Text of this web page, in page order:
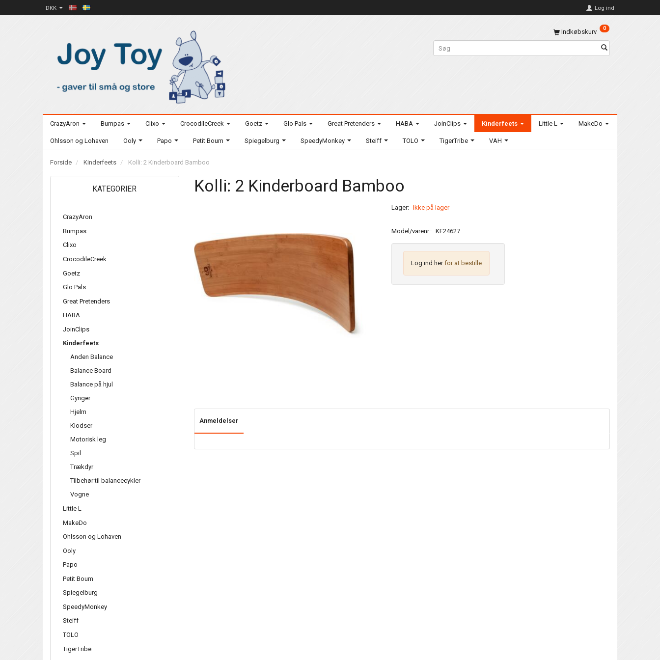
DKK Log ind
Indkøbskurv 0
CrazyAron Bumpas Clixo CrocodileCreek Goetz Glo Pals Great Pretenders HABA JoinClips Kinderfeets Little L MakeDo
Ohlsson og Lohaven Ooly Papo Petit Boum Spiegelburg SpeedyMonkey Steiff TOLO TigerTribe VAH
Forside Kinderfeets Kolli: 2 Kinderboard Bamboo
KATEGORIER
CrazyAron
Bumpas
Clixo
CrocodileCreek
Goetz
Glo Pals
Great Pretenders
HABA
JoinClips
Kinderfeets
Anden Balance
Balance Board
Balance på hjul
Gynger
Hjelm
Klodser
Motorisk leg
Spil
Trækdyr
Tilbehør til balancecykler
Vogne
Little L
MakeDo
Ohlsson og Lohaven
Ooly
Papo
Petit Boum
Spiegelburg
SpeedyMonkey
Steiff
TOLO
TigerTribe
Kolli: 2 Kinderboard Bamboo
Lager: Ikke på lager
Model/varenr.: KF24627
Log ind herfor at bestille
Anmeldelser